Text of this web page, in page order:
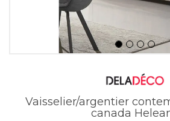
Vaisselier/argentier
canada